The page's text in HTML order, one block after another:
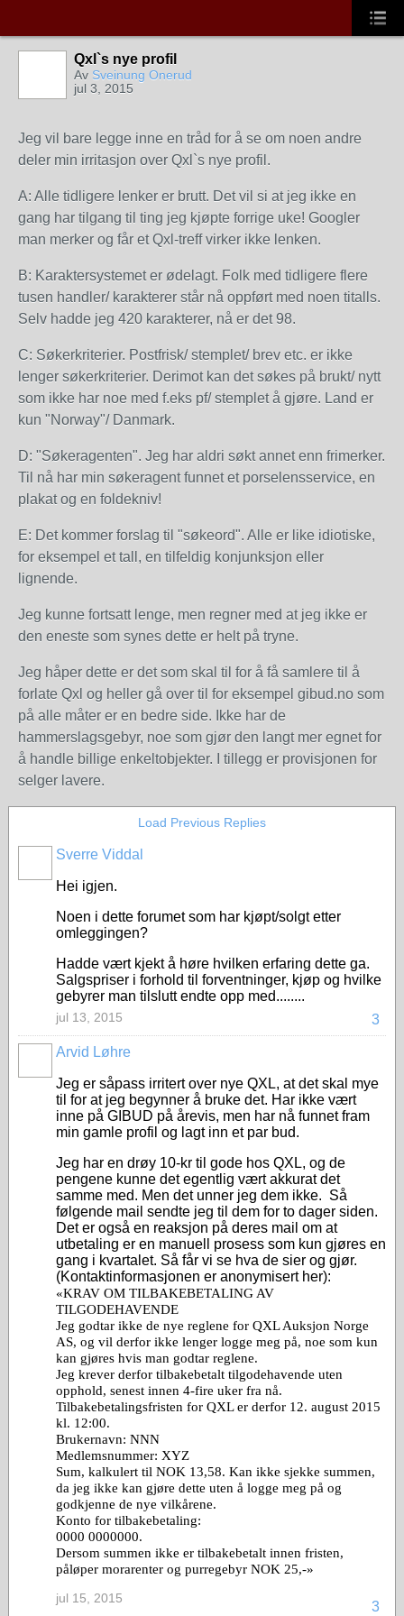
Qxl`s nye profil
Av Sveinung Onerud
jul 3, 2015
Jeg vil bare legge inne en tråd for å se om noen andre
deler min irritasjon over Qxl`s nye profil.
A: Alle tidligere lenker er brutt. Det vil si at jeg ikke en
gang har tilgang til ting jeg kjøpte forrige uke! Googler
man merker og får et Qxl-treff virker ikke lenken.
B: Karaktersystemet er ødelagt. Folk med tidligere flere
tusen handler/ karakterer står nå oppført med noen titalls.
Selv hadde jeg 420 karakterer, nå er det 98.
C: Søkerkriterier. Postfrisk/ stemplet/ brev etc. er ikke
lenger søkerkriterier. Derimot kan det søkes på brukt/ nytt
som ikke har noe med f.eks pf/ stemplet å gjøre. Land er
kun "Norway"/ Danmark.
D: "Søkeragenten". Jeg har aldri søkt annet enn frimerker.
Til nå har min søkeragent funnet et porselensservice, en
plakat og en foldekniv!
E: Det kommer forslag til "søkeord". Alle er like idiotiske,
for eksempel et tall, en tilfeldig konjunksjon eller
lignende.
Jeg kunne fortsatt lenge, men regner med at jeg ikke er
den eneste som synes dette er helt på tryne.
Jeg håper dette er det som skal til for å få samlere til å
forlate Qxl og heller gå over til for eksempel gibud.no som
på alle måter er en bedre side. Ikke har de
hammerslagsgebyr, noe som gjør den langt mer egnet for
å handle billige enkeltobjekter. I tillegg er provisjonen for
selger lavere.
Load Previous Replies
Sverre Viddal
Hei igjen.
Noen i dette forumet som har kjøpt/solgt etter
omleggingen?
Hadde vært kjekt å høre hvilken erfaring dette ga.
Salgspriser i forhold til forventninger, kjøp og hvilke
gebyrer man tilslutt endte opp med........
3
jul 13, 2015
Arvid Løhre
Jeg er såpass irritert over nye QXL, at det skal mye
til for at jeg begynner å bruke det. Har ikke vært
inne på GIBUD på årevis, men har nå funnet fram
min gamle profil og lagt inn et par bud.
Jeg har en drøy 10-kr til gode hos QXL, og de
pengene kunne det egentlig vært akkurat det
samme med. Men det unner jeg dem ikke. Så
følgende mail sendte jeg til dem for to dager siden.
Det er også en reaksjon på deres mail om at
utbetaling er en manuell prosess som kun gjøres en
gang i kvartalet. Så får vi se hva de sier og gjør.
(Kontaktinformasjonen er anonymisert her):
«KRAV OM TILBAKEBETALING AV
TILGODEHAVENDE
Jeg godtar ikke de nye reglene for QXL Auksjon Norge
AS, og vil derfor ikke lenger logge meg på, noe som kun
kan gjøres hvis man godtar reglene.
Jeg krever derfor tilbakebetalt tilgodehavende uten
opphold, senest innen 4-fire uker fra nå.
Tilbakebetalingsfristen for QXL er derfor 12. august 2015
kl. 12:00.
Brukernavn: NNN
Medlemsnummer: XYZ
Sum, kalkulert til NOK 13,58. Kan ikke sjekke summen,
da jeg ikke kan gjøre dette uten å logge meg på og
godkjenne de nye vilkårene.
Konto for tilbakebetaling:
0000 0000000.
Dersom summen ikke er tilbakebetalt innen fristen,
påløper morarenter og purregebyr NOK 25,-»
3
jul 15, 2015